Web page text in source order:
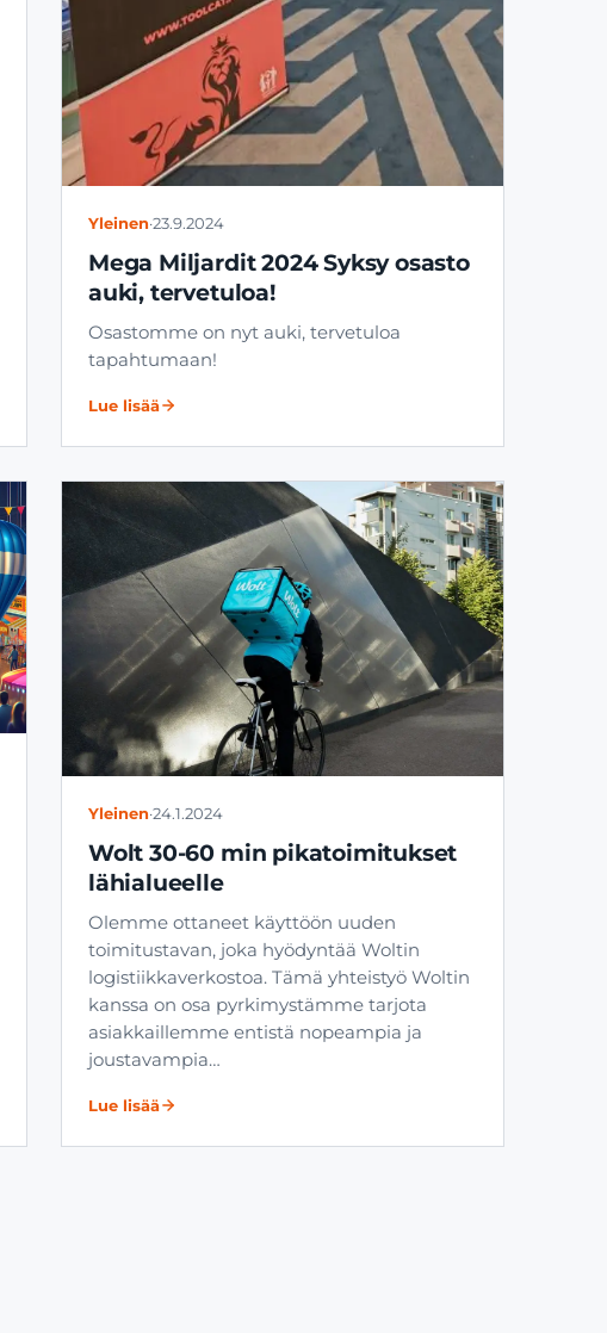
Yleinen·23.9.2024
Mega Miljardit 2024 Syksy osasto
auki, tervetuloa!
Osastomme on nyt auki, tervetuloa
tapahtumaan!
Lue lisää
Yleinen·24.1.2024
Wolt 30-60 min pikatoimitukset
lähialueelle
Olemme ottaneet käyttöön uuden
toimitustavan, joka hyödyntää Woltin
logistiikkaverkostoa. Tämä yhteistyö Woltin
kanssa on osa pyrkimystämme tarjota
asiakkaillemme entistä nopeampia ja
joustavampia…
Lue lisää